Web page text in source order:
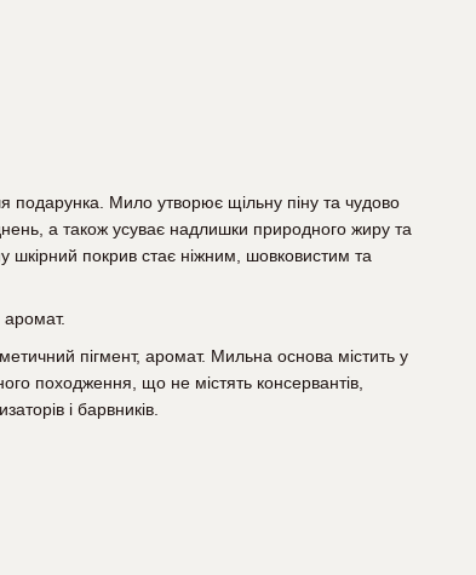
подарунка. Мило утворює щільну піну та чудово
а також усуває надлишки природного жиру та
шкірний покрив стає ніжним, шовковистим та
пігмент, аромат. Мильна основа містить у
походження, що не містять консервантів,
і барвників.